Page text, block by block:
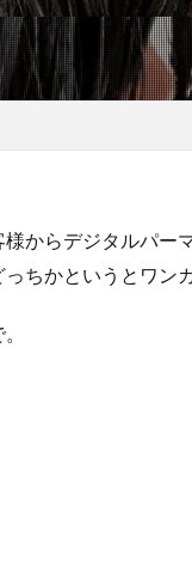
からデジタルパー
ちかというとワン